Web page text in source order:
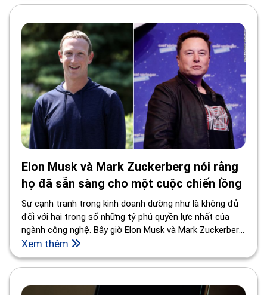
Elon Musk và Mark Zuckerberg nói rằng
họ đã sẵn sàng cho một cuộc chiến lồng
Sự cạnh tranh trong kinh doanh dường như là không đủ
đối với hai trong số những tỷ phú quyền lực nhất của
ngành công nghệ. Bây giờ Elon Musk và Mark Zuckerberg
nói họ muốn giải quyết mối bất đồng của họ thông qua
một trận đấu trong chuồng có lồng.
Xem thêm